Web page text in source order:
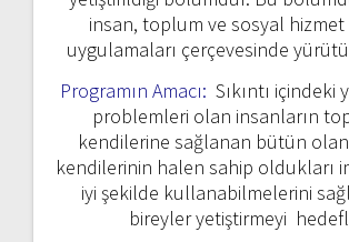
insan, toplum ve sosyal hizmet
uygulamaları çerçevesinde
Programın Amacı: Sıkıntı içindeki
problemleri olan insanların
kendilerine sağlanan bütün
kendilerinin halen sahip oldukları
iyi şekilde kullanabilmelerini
bireyler yetiştirmeyi